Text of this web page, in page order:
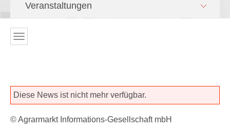
Veranstaltungen
Diese News ist nicht mehr verfügbar.
© Agrarmarkt Informations-Gesellschaft mbH